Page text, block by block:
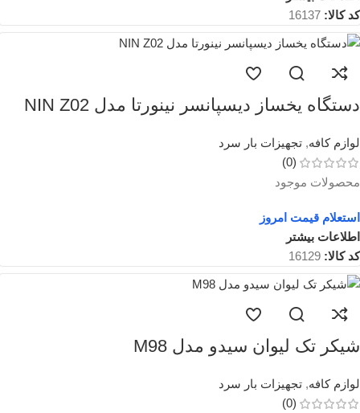
کد کالا: 16137
دستگاه یخساز دیسپانسر نینورتا مدل NIN Z02
لوازم کافه, تجهیزات بار سرد
(0)
محصولات موجود
استعلام قیمت امروز
اطلاعات بیشتر
کد کالا: 16129
شیکر تک لیوان سیدو مدل M98
لوازم کافه, تجهیزات بار سرد
(0)